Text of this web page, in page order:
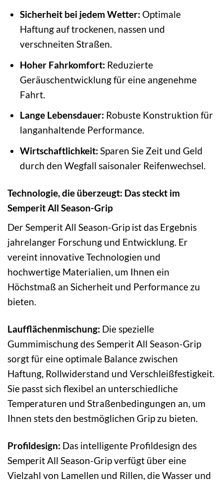
Sicherheit bei jedem Wetter: Optimale
Haftung auf trockenen, nassen und
verschneiten Straßen.
Hoher Fahrkomfort: Reduzierte
Geräuschentwicklung für eine angenehme
Fahrt.
Lange Lebensdauer: Robuste Konstruktion für
langanhaltende Performance.
Wirtschaftlichkeit: Sparen Sie Zeit und Geld
durch den Wegfall saisonaler Reifenwechsel.
Technologie, die überzeugt: Das steckt im
Semperit All Season-Grip
Der Semperit All Season-Grip ist das Ergebnis
jahrelanger Forschung und Entwicklung. Er
vereint innovative Technologien und
hochwertige Materialien, um Ihnen ein
Höchstmaß an Sicherheit und Performance zu
bieten.
Laufflächenmischung: Die spezielle
Gummimischung des Semperit All Season-Grip
sorgt für eine optimale Balance zwischen
Haftung, Rollwiderstand und Verschleißfestigkeit.
Sie passt sich flexibel an unterschiedliche
Temperaturen und Straßenbedingungen an, um
Ihnen stets den bestmöglichen Grip zu bieten.
Profildesign: Das intelligente Profildesign des
Semperit All Season-Grip verfügt über eine
Vielzahl von Lamellen und Rillen, die Wasser und